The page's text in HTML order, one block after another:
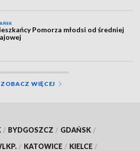
Pomorza młodsi od średniej
ZOBACZ WIĘCEJ
/ BYDGOSZCZ / GDAŃSK /
/ KATOWICE / KIELCE /